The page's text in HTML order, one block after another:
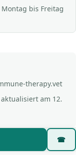
Montag bis Freitag
therapy.vet
aktualisiert am 12.
☎